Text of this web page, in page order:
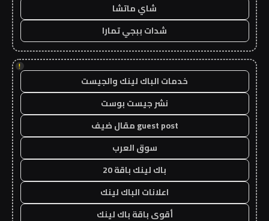
شاي ماتشا
شدات ببجي تمارا
!
خدمات الباك لينك والجيست
نشر جيست بوست
guest post مقال ضيف
سوق العرب
باك لينك باقة 20
اعلانات الباك لينك
أقوى باقة باك لينك